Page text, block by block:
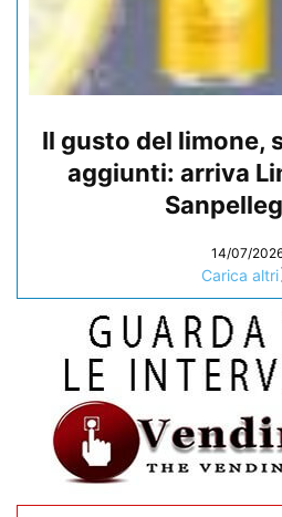
Il gusto del limone,
aggiunti: arriva
14/07/
Carica altri